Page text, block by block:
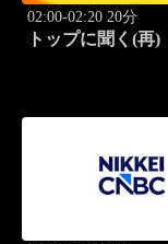
02:00-02:20 20分
トップに聞く(再)